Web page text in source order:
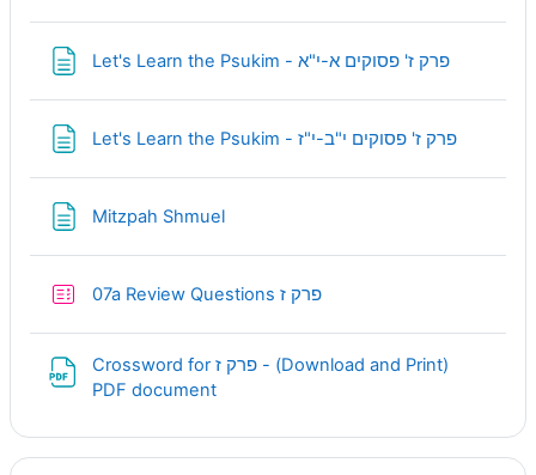
Let's Learn the Psukim - פרק ז' פסוקים א-י"אPage
Let's Learn the Psukim - פרק ז' פסוקים י"ב-י"זPage
Mitzpah ShmuelPage
07a Review Questions פרק זQuiz
Crossword for פרק ז - (Download and Print)
PDF documentURL